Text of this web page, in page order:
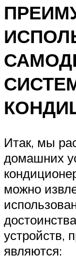
Итак, мы
домашних
можно
устройств,
являются: